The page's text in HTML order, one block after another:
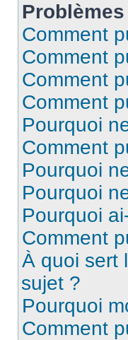
Comment
Comment
Comment
Comment
Pourquoi
Comment
Pourquoi
Pourquoi
Pourquoi
Comment
À quoi sert
sujet ?
Pourquoi
Comment